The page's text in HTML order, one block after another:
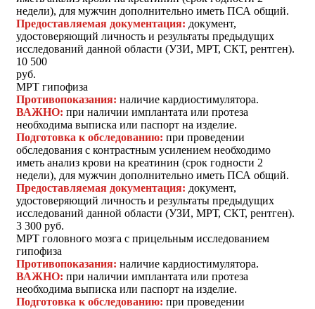
недели), для мужчин дополнительно иметь ПСА общий.
Предоставляемая документация: документ,
удостоверяющий личность и результаты предыдущих
исследований данной области (УЗИ, МРТ, СКТ, рентген).
10 500
руб.
МРТ гипофиза
Противопоказания: наличие кардиостимулятора.
ВАЖНО: при наличии имплантата или протеза
необходима выписка или паспорт на изделие.
Подготовка к обследованию: при проведении
обследования с контрастным усилением необходимо
иметь анализ крови на креатинин (срок годности 2
недели), для мужчин дополнительно иметь ПСА общий.
Предоставляемая документация: документ,
удостоверяющий личность и результаты предыдущих
исследований данной области (УЗИ, МРТ, СКТ, рентген).
3 300 руб.
МРТ головного мозга с прицельным исследованием
гипофиза
Противопоказания: наличие кардиостимулятора.
ВАЖНО: при наличии имплантата или протеза
необходима выписка или паспорт на изделие.
Подготовка к обследованию: при проведении